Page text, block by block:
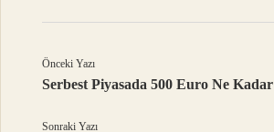
Önceki Yazı
Serbest Piyasada 500 Euro Ne Kadar
Sonraki Yazı